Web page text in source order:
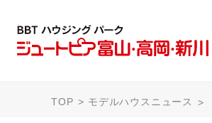
TOP モデルハウスニュース